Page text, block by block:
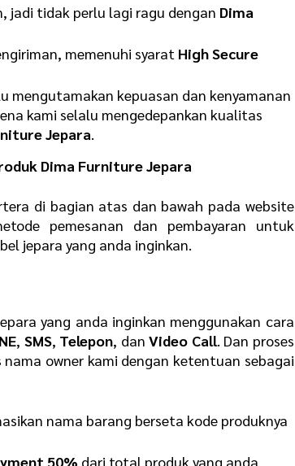
jadi tidak perlu lagi ragu dengan Dima
memenuhi syarat High Secure
mengutamakan kepuasan dan kenyamanan
kami selalu mengedepankan kualitas
Jepara.
Dima Furniture Jepara
di bagian atas dan bawah pada website
pemesanan dan pembayaran untuk
jepara yang anda inginkan.
yang anda inginkan menggunakan cara
, SMS, Telepon, danVideo Call. Dan proses
owner kami dengan ketentuan sebagai
nama barang berseta kode produknya
50% dari total produk yang anda